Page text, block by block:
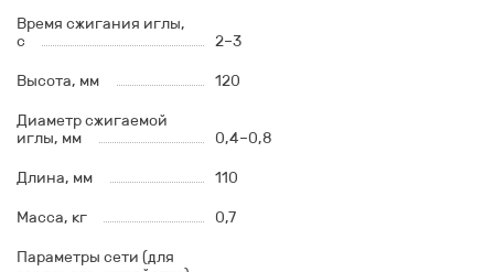
Время сжигания иглы,
с
2–3
Высота, мм 120
Диаметр сжигаемой
иглы, мм
0,4–0,8
Длина, мм 110
Масса, кг 0,7
Параметры сети (для